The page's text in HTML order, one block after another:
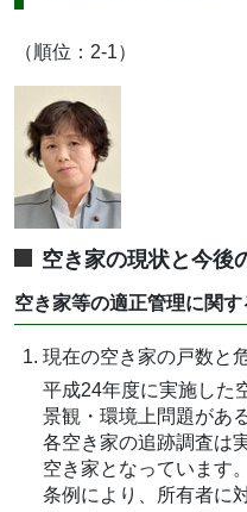
（順位：2-1）
空き家の現状と今後
空き家等の適正管理に関
現在の空き家の戸数と
平成24年度に実施した
景観・環境上問題があ
各空き家の追跡調査は
空き家となっています。
条例により、所有者に